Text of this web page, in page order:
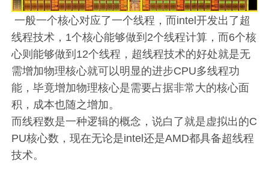
一般一个核心对应了一个线程，而intel开发出了超
线程技术，1个核心能够做到2个线程计算，而6个核
心则能够做到12个线程，超线程技术的好处就是无
需增加物理核心就可以明显的进步CPU多线程功
能，毕竟增加物理核心是需要占据非常大的核心面
积，成本也随之增加。
而线程数是一种逻辑的概念，说白了就是虚拟出的C
PU核心数，现在无论是intel还是AMD都具备超线程
技术。